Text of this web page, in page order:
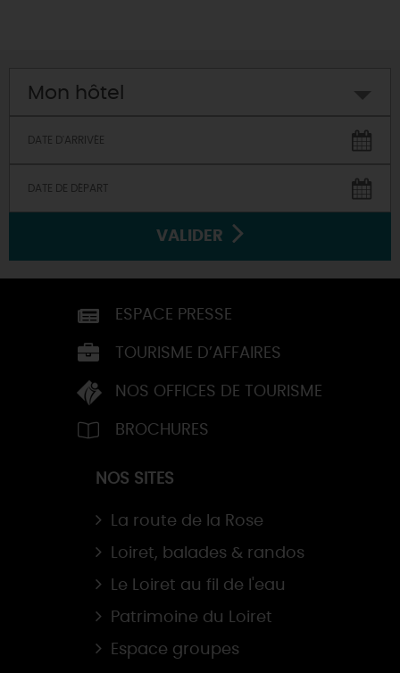
Mon hôtel
VALIDER
ESPACE PRESSE
TOURISME D’AFFAIRES
NOS OFFICES DE TOURISME
BROCHURES
NOS SITES
La route de la Rose
Loiret, balades & randos
Le Loiret au fil de l'eau
Patrimoine du Loiret
Espace groupes